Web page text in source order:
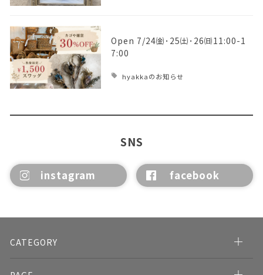
Open 7/24㈮･25㈯･26㈰11:00-1
7:00
hyakkaのお知らせ
SNS
instagram facebook
CATEGORY